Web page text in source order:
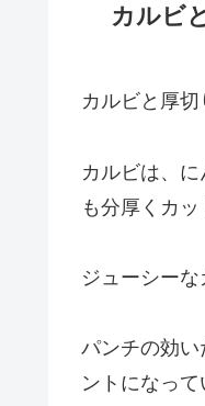
カルビ
カルビと厚切
カルビは、
も分厚くカ
ジューシー
パンチの効
ントになって